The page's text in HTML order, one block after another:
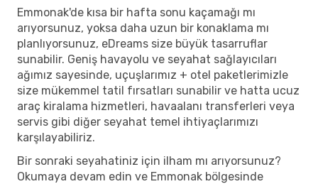
Emmonak'de kısa bir hafta sonu kaçamağı mı
arıyorsunuz, yoksa daha uzun bir konaklama mı
planlıyorsunuz, eDreams size büyük tasarruflar
sunabilir. Geniş havayolu ve seyahat sağlayıcıları
ağımız sayesinde, uçuşlarımız + otel paketlerimizle
size mükemmel tatil fırsatları sunabilir ve hatta ucuz
araç kiralama hizmetleri, havaalanı transferleri veya
servis gibi diğer seyahat temel ihtiyaçlarımızı
karşılayabiliriz.
Bir sonraki seyahatiniz için ilham mı arıyorsunuz?
Okumaya devam edin ve Emmonak bölgesinde